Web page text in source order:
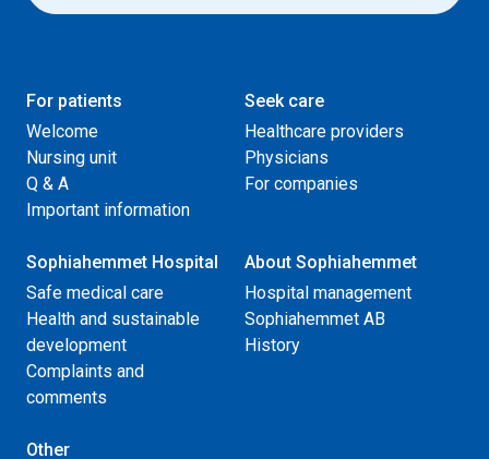
For patients
Welcome
Nursing unit
Q & A
Important information
Seek care
Healthcare providers
Physicians
For companies
Sophiahemmet Hospital
Safe medical care
Health and sustainable
development
Complaints and
comments
About Sophiahemmet
Hospital management
Sophiahemmet AB
History
Other